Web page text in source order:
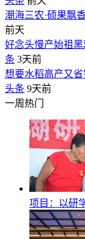
潮海三农·硕果飘
前天
好念头慢产始祖
条 3天前
想要水稻高产又
头条 9天前
一周热门
项目：以研